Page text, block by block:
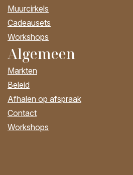
Muurcirkels
Cadeausets
Workshops
Algemeen
Markten
Beleid
Afhalen op afspraak
Contact
Workshops